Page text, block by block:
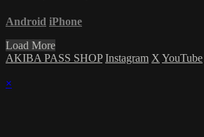
Android iPhone
Load More
AKIBA PASS SHOP Instagram X YouTube
×